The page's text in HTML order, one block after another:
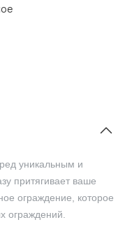
уникальным и
притягивает ваше
ограждение, которое
ограждений.